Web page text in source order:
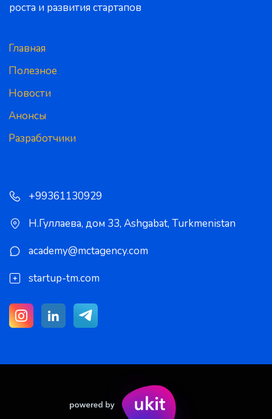
роста и развития стартапов
Главная
Полезное
Новости
Анонсы
Разработчики
+99361130929
Н.Гуллаева, дом 33, Ashgabat, Turkmenistan
academy@mctagency.com
startup-tm.com